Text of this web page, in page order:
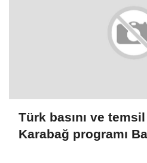
Türk basını ve
Karabağ programı